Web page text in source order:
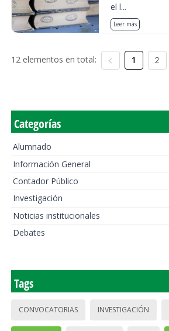
el l...
Leer más
12 elementos en total: 1 2
Categorías
Alumnado
Información General
Contador Público
Investigación
Noticias institucionales
Debates
Tags
CONVOCATORIAS INVESTIGACIÓN